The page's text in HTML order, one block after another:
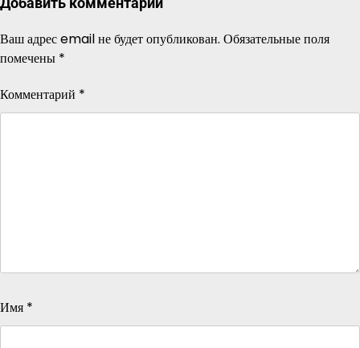
Ваш адрес email не будет опубликован. Обязательные поля
помечены *
Комментарий *
Имя *